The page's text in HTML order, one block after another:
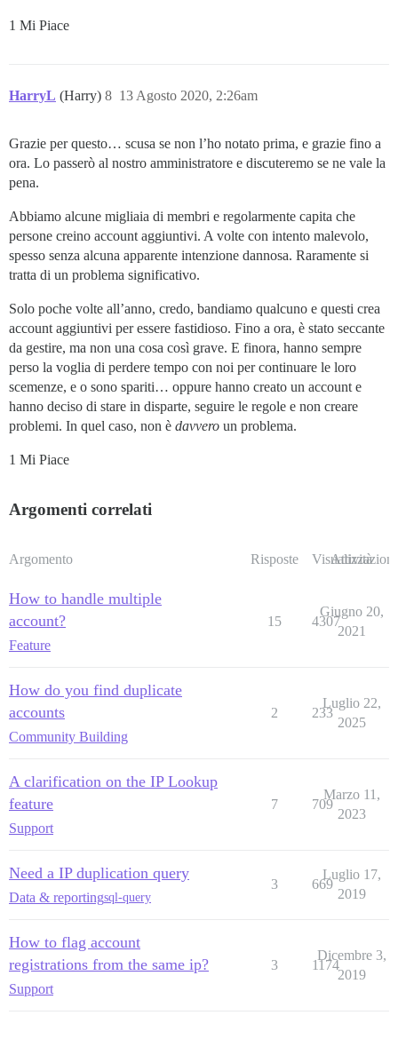
1 Mi Piace
HarryL (Harry) 13 Agosto 2020, 2:26am
8
Grazie per questo… scusa se non l’ho notato prima, e grazie fino a
ora. Lo passerò al nostro amministratore e discuteremo se ne vale la
pena.
Abbiamo alcune migliaia di membri e regolarmente capita che
persone creino account aggiuntivi. A volte con intento malevolo,
spesso senza alcuna apparente intenzione dannosa. Raramente si
tratta di un problema significativo.
Solo poche volte all’anno, credo, bandiamo qualcuno e questi crea
account aggiuntivi per essere fastidioso. Fino a ora, è stato seccante
da gestire, ma non una cosa così grave. E finora, hanno sempre
perso la voglia di perdere tempo con noi per continuare le loro
scemenze, e o sono spariti… oppure hanno creato un account e
hanno deciso di stare in disparte, seguire le regole e non creare
problemi. In quel caso, non è davvero un problema.
1 Mi Piace
Argomenti correlati
Argomento Risposte Visualizzazioni
Attività
How to handle multiple
account?
Feature
15 4307
Giugno 20,
2021
How do you find duplicate
accounts
Community Building
2 233
Luglio 22,
2025
A clarification on the IP Lookup
feature
Support
7 709
Marzo 11,
2023
Need a IP duplication query
Data & reportingsql-query
3 669
Luglio 17,
2019
How to flag account
registrations from the same ip?
Support
3 1174
Dicembre 3,
2019